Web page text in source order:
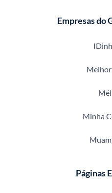
Empresas do
Minha
Páginas